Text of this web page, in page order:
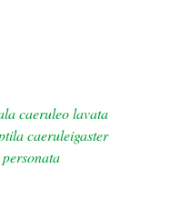
caeruleo lavata
caeruleigaster
personata